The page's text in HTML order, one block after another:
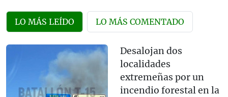
LO MÁS LEÍDO LO MÁS COMENTADO
Desalojan dos
localidades
extremeñas por un
incendio forestal en la